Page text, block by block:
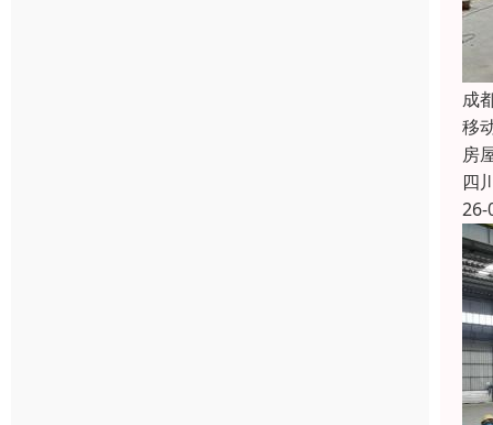
成
移
房
四
26-